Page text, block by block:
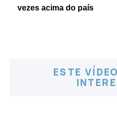
vezes acima do país
ESTE